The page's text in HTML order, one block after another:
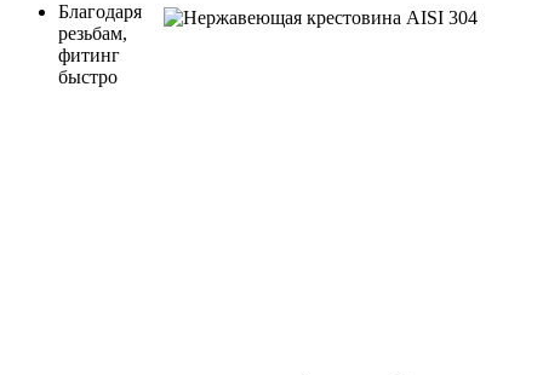
Благодаря
резьбам,
фитинг
быстро